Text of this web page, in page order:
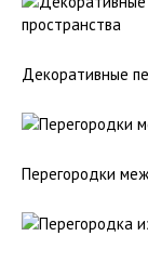
Декоративные
Перегородки